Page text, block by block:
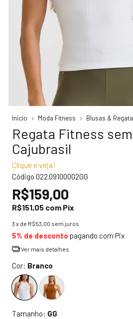
Início Moda Fitness Blusas &
Regata Fitness
Cajubrasil
Clique e veja!
Código 022.09100002GG
R$159,00
R$151,05 com Pix
3 x de R$53,00 sem juros
5% de desconto pagando com Pix
Ver mais detalhes
Cor: Branco
Tamanho: GG